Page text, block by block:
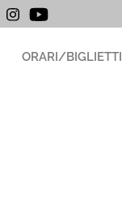
ORARI/BIGLIETTI